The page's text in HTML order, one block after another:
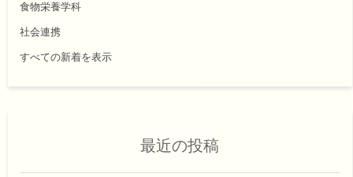
食物栄養学科
社会連携
すべての新着を表示
最近の投稿